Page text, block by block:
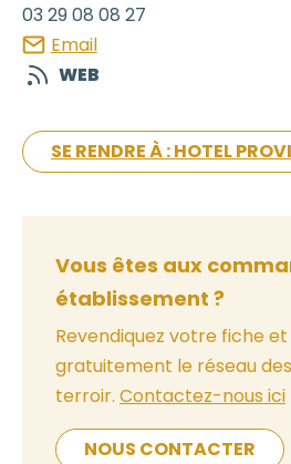
03 29 08 08 27
Email
WEB
SE RENDRE À : HOTEL
Vous êtes aux
établissement ?
Revendiquez votre fiche
gratuitement le réseau
terroir. Contactez-nous ici
NOUS CONTACTER